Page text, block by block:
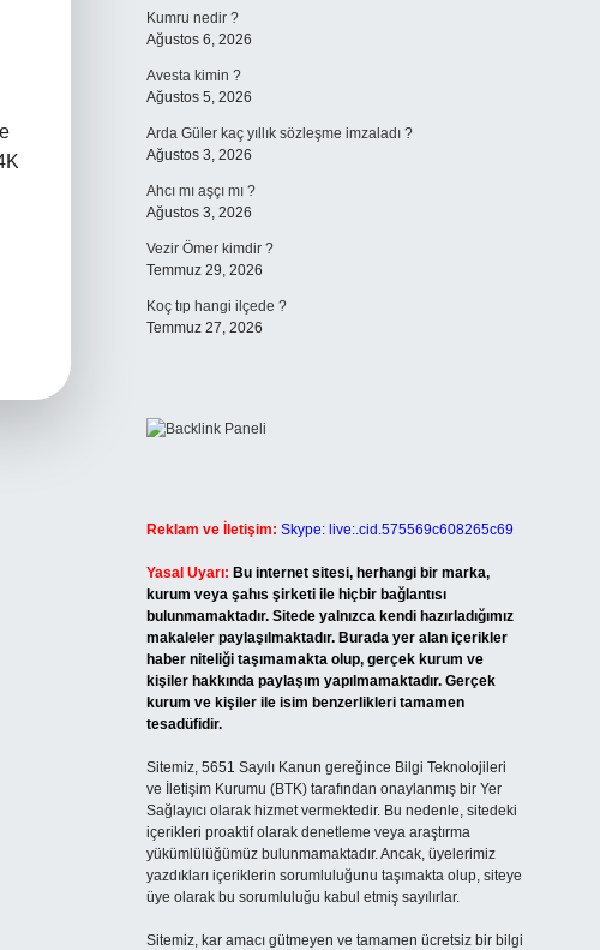
Kumru nedir ?
Ağustos 6, 2026
Avesta kimin ?
Ağustos 5, 2026
Arda Güler kaç yıllık sözleşme imzaladı ?
Ağustos 3, 2026
Ahcı mı aşçı mı ?
Ağustos 3, 2026
Vezir Ömer kimdir ?
Temmuz 29, 2026
Koç tıp hangi ilçede ?
Temmuz 27, 2026
Reklam ve İletişim: Skype: live:.cid.575569c608265c69
Yasal Uyarı: Bu internet sitesi, herhangi bir marka,
kurum veya şahıs şirketi ile hiçbir bağlantısı
bulunmamaktadır. Sitede yalnızca kendi hazırladığımız
makaleler paylaşılmaktadır. Burada yer alan içerikler
haber niteliği taşımamakta olup, gerçek kurum ve
kişiler hakkında paylaşım yapılmamaktadır. Gerçek
kurum ve kişiler ile isim benzerlikleri tamamen
tesadüfidir.
Sitemiz, 5651 Sayılı Kanun gereğince Bilgi Teknolojileri
ve İletişim Kurumu (BTK) tarafından onaylanmış bir Yer
Sağlayıcı olarak hizmet vermektedir. Bu nedenle, sitedeki
içerikleri proaktif olarak denetleme veya araştırma
yükümlülüğümüz bulunmamaktadır. Ancak, üyelerimiz
yazdıkları içeriklerin sorumluluğunu taşımakta olup, siteye
üye olarak bu sorumluluğu kabul etmiş sayılırlar.
Sitemiz, kar amacı gütmeyen ve tamamen ücretsiz bir bilgi